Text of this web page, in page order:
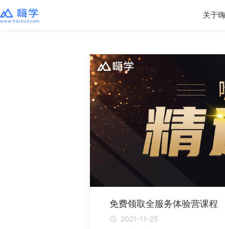
关于
免费领取全服务体验营课程
2021-11-25